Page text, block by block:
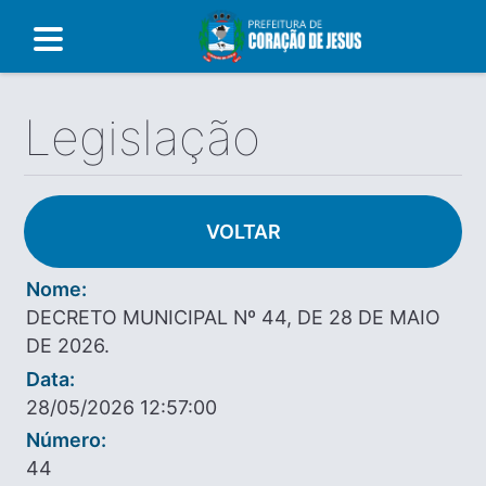
Legislação
VOLTAR
Nome:
DECRETO MUNICIPAL Nº 44, DE 28 DE MAIO
DE 2026.
Data:
28/05/2026 12:57:00
Número:
44